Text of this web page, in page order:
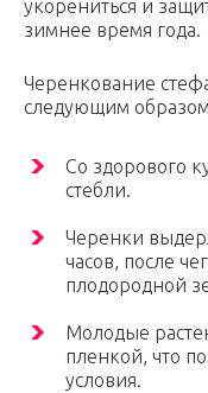
укорениться и
зимнее время года.
Черенкование
следующим
Со здорового
стебли.
Черенки
часов, после
плодородной
Молодые
пленкой, что
условия.